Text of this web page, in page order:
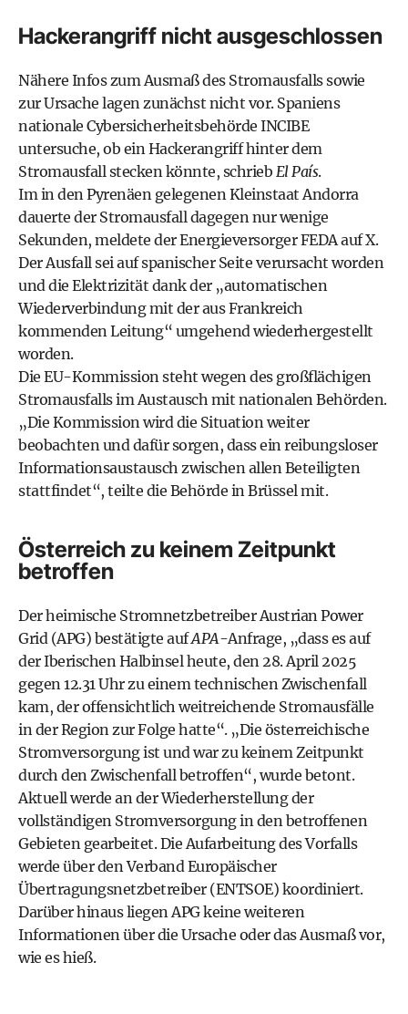
Hackerangriff nicht ausgeschlossen
Nähere Infos zum Ausmaß des Stromausfalls sowie
zur Ursache lagen zunächst nicht vor. Spaniens
nationale Cybersicherheitsbehörde INCIBE
untersuche, ob ein Hackerangriff hinter dem
Stromausfall stecken könnte, schrieb El País.
Im in den Pyrenäen gelegenen Kleinstaat Andorra
dauerte der Stromausfall dagegen nur wenige
Sekunden, meldete der Energieversorger FEDA auf X.
Der Ausfall sei auf spanischer Seite verursacht worden
und die Elektrizität dank der „automatischen
Wiederverbindung mit der aus Frankreich
kommenden Leitung“ umgehend wiederhergestellt
worden.
Die EU-Kommission steht wegen des großflächigen
Stromausfalls im Austausch mit nationalen Behörden.
„Die Kommission wird die Situation weiter
beobachten und dafür sorgen, dass ein reibungsloser
Informationsaustausch zwischen allen Beteiligten
stattfindet“, teilte die Behörde in Brüssel mit.
Österreich zu keinem Zeitpunkt
betroffen
Der heimische Stromnetzbetreiber Austrian Power
Grid (APG) bestätigte aufAPA-Anfrage, „dass es auf
der Iberischen Halbinsel heute, den 28. April 2025
gegen 12.31 Uhr zu einem technischen Zwischenfall
kam, der offensichtlich weitreichende Stromausfälle
in der Region zur Folge hatte“. „Die österreichische
Stromversorgung ist und war zu keinem Zeitpunkt
durch den Zwischenfall betroffen“, wurde betont.
Aktuell werde an der Wiederherstellung der
vollständigen Stromversorgung in den betroffenen
Gebieten gearbeitet. Die Aufarbeitung des Vorfalls
werde über den Verband Europäischer
Übertragungsnetzbetreiber (ENTSOE) koordiniert.
Darüber hinaus liegen APG keine weiteren
Informationen über die Ursache oder das Ausmaß vor,
wie es hieß.